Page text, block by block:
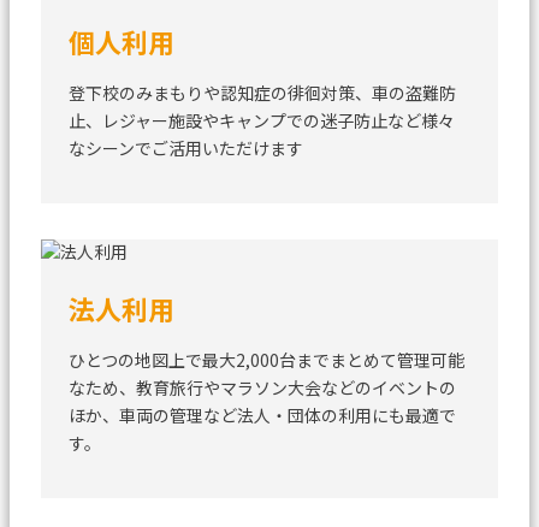
個人利用
登下校のみまもりや認知症の徘徊対策、車の盗難防
止、 レジャー施設やキャンプでの迷子防止など様々
なシーンでご活用いただけます
法人利用
ひとつの地図上で最大2,000台までまとめて管理可能
なため、 教育旅行やマラソン大会などのイベントの
ほか、 車両の管理など法人・団体の利用にも最適で
す。